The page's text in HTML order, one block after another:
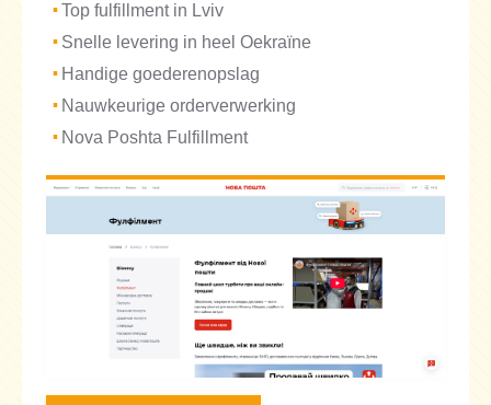
Top fulfillment in Lviv
Snelle levering in heel Oekraïne
Handige goederenopslag
Nauwkeurige orderverwerking
Nova Poshta Fulfillment